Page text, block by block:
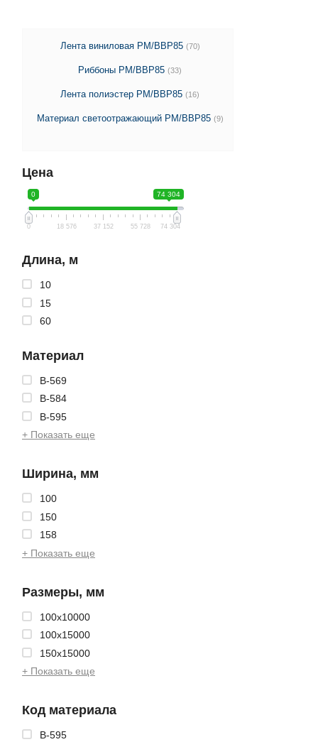
Лента виниловая PM/BBP85 (70)
Риббоны PM/BBP85 (33)
Лента полиэстер PM/BBP85 (16)
Материал светоотражающий PM/BBP85 (9)
Цена
0 74 304
0 18 576 37 152 55 728 74 304
Длина, м
10
15
60
Материал
B-569
B-584
B-595
+ Показать еще
Ширина, мм
100
150
158
+ Показать еще
Размеры, мм
100x10000
100x15000
150x15000
+ Показать еще
Код материала
B-595